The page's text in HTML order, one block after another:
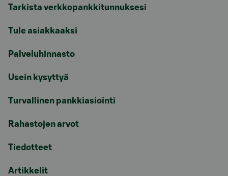
Tarkista verkkopankkitunnuksesi
Tule asiakkaaksi
Palveluhinnasto
Usein kysyttyä
Turvallinen pankkiasiointi
Rahastojen arvot
Tiedotteet
Artikkelit